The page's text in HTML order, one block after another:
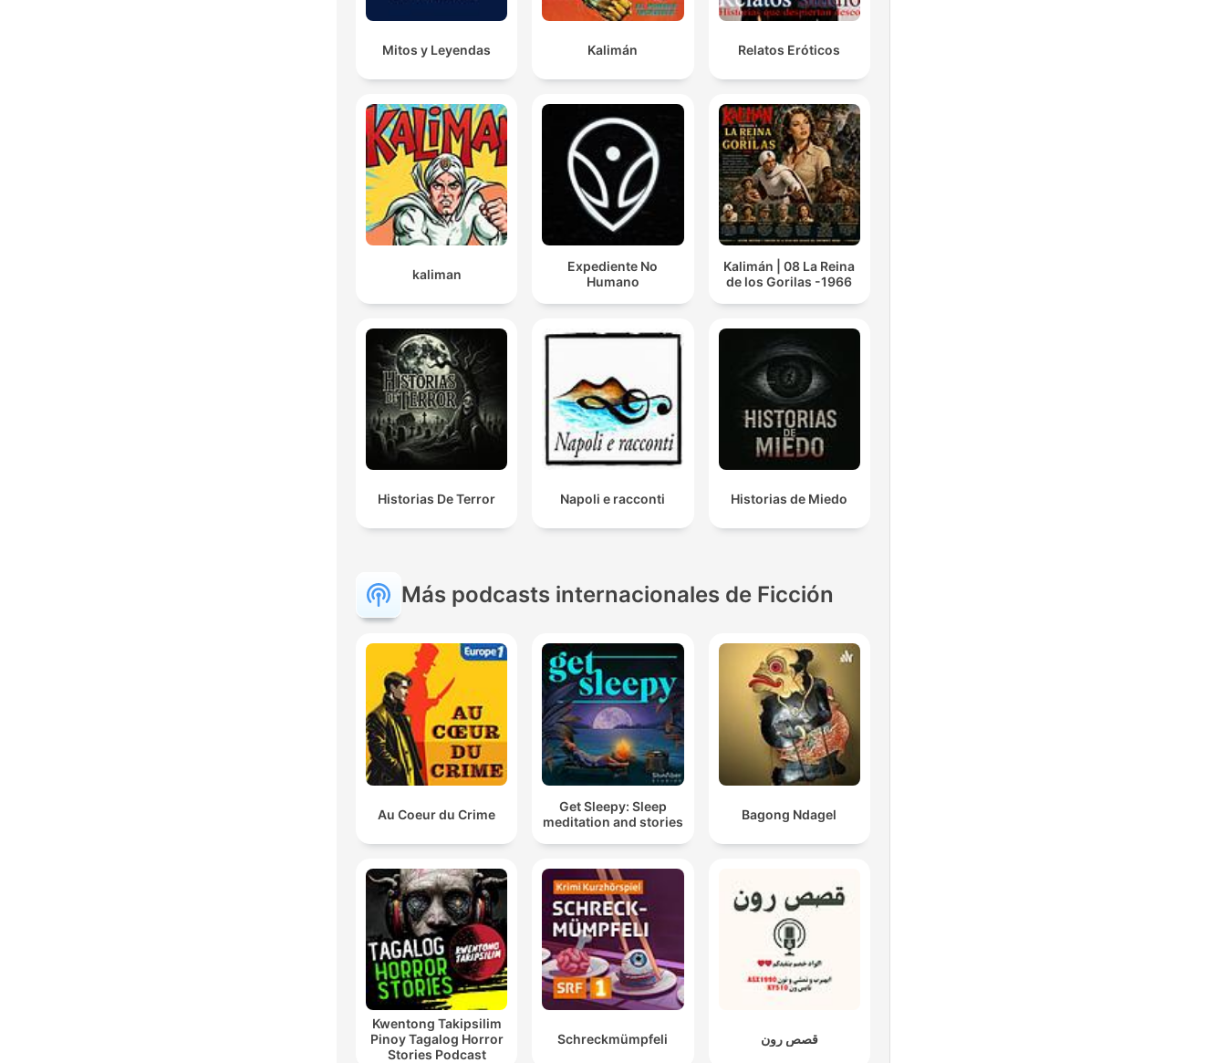
Mitos y Leyendas Kalimán Relatos Eróticos
kaliman
Expediente No
Humano
Kalimán | 08 La Reina
de los Gorilas -1966
Historias De Terror Napoli e racconti Historias de Miedo
Más podcasts internacionales de Ficción
Au Coeur du Crime
Get Sleepy: Sleep
meditation and stories
Bagong Ndagel
Kwentong Takipsilim
Pinoy Tagalog Horror
Stories Podcast
Schreckmümpfeli قصص رون